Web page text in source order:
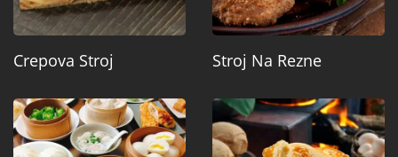
Crepova Stroj Stroj Na Rezne